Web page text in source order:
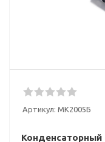
Артикул: МК2005Б